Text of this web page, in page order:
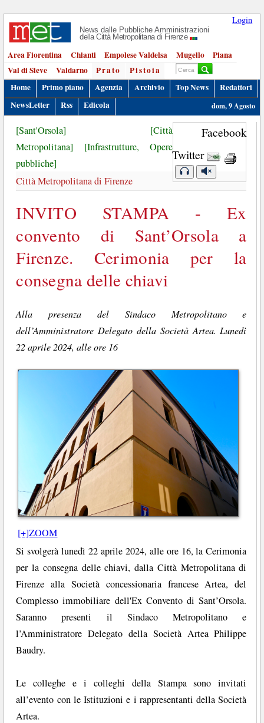
Login
News dalle Pubbliche Amministrazioni
della Città Metropolitana di Firenze
Area Fiorentina Chianti Empolese Valdelsa Mugello
Piana
Val di Sieve
Valdarno Prato
Pistoia
Home
Primo piano Agenzia Archivio Top News
Redattori
NewsLetter
Rss Edicola dom, 9 Agosto
Facebook
Twitter
[Sant'Orsola]
[Città
Metropolitana]
[Infrastrutture, Opere
pubbliche]
Città Metropolitana di Firenze
INVITO STAMPA - Ex
convento di Sant’Orsola a
Firenze. Cerimonia per la
consegna delle chiavi
Alla presenza del Sindaco Metropolitano e
dell’Amministratore Delegato della Società Artea. Lunedì
22 aprile 2024, alle ore 16
[+]ZOOM
Si svolgerà lunedì 22 aprile 2024, alle ore 16, la Cerimonia
per la consegna delle chiavi, dalla Città Metropolitana di
Firenze alla Società concessionaria francese Artea, del
Complesso immobiliare dell'Ex Convento di Sant’Orsola.
Saranno presenti il Sindaco Metropolitano e
l’Amministratore Delegato della Società Artea Philippe
Baudry.
Le colleghe e i colleghi della Stampa sono invitati
all’evento con le Istituzioni e i rappresentanti della Società
Artea.